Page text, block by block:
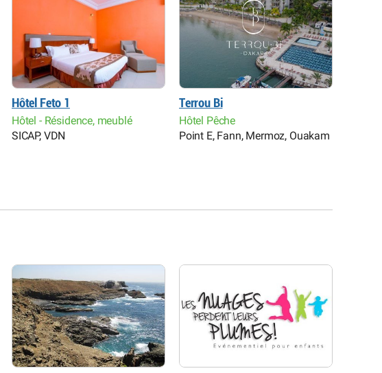
Hôtel Feto 1
Hôtel - Résidence, meublé
SICAP, VDN
Terrou Bi
Hôtel Pêche
Point E, Fann, Mermoz, Ouakam